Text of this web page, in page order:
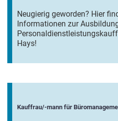
Neugierig geworden? Hier
Informationen zur
Hays!
Kauffrau/-mann für